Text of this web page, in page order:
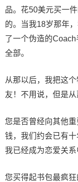
品。花50美元买一
的。当我18岁那年
了一个伪造的
全部。
从那以后，我把这
友！不用说，但是
您是否曾经向其他
钱，我们约会已有十
我已经成为恋爱关系
您买得起书包最疯